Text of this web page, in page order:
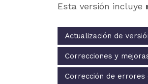
Esta versión incluye
Actualización de
Correcciones y
Corrección de errores